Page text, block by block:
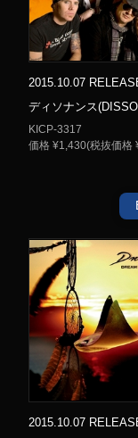
2015.10.07
ディソナンス
KICP-3317
価格 ¥1,430(税抜価格
2015.10.07